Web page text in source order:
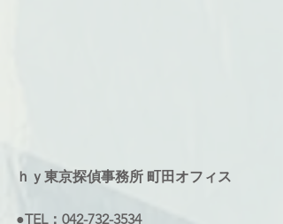
ｈｙ東京探偵事務所 町田オフィス
●TEL：042-732-3534